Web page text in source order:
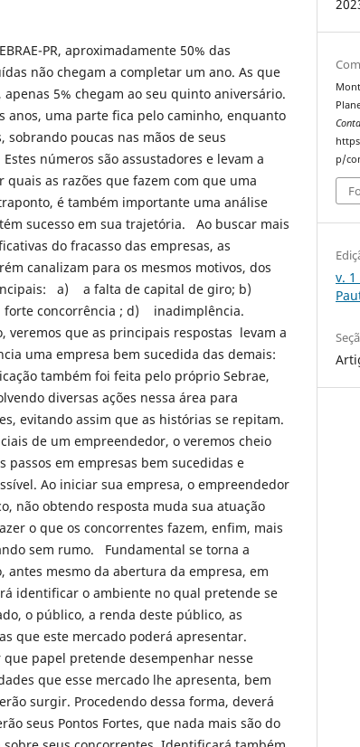
PR, aproximadamente 50% das
não chegam a completar um ano. As que
5% chegam ao seu quinto aniversário.
anos, uma parte fica pelo caminho, enquanto
sobrando poucas nas mãos de seus
números são assustadores e levam a
quais as razões que fazem com que uma
é também importante uma análise
sucesso em sua trajetória. Ao buscar mais
do fracasso das empresas, as
canalizam para os mesmos motivos, dos
a) a falta de capital de giro; b)
concorrência ; d) inadimplência.
veremos que as principais respostas levam a
uma empresa bem sucedida das demais:
também foi feita pelo próprio Sebrae,
diversas ações nessa área para
evitando assim que as histórias se repitam.
de um empreendedor, o veremos cheio
passos em empresas bem sucedidas e
Ao iniciar sua empresa, o empreendedor
não obtendo resposta muda sua atuação
o que os concorrentes fazem, enfim, mais
sem rumo. Fundamental se torna a
antes mesmo da abertura da empresa, em
identificar o ambiente no qual pretende se
o público, a renda deste público, as
que este mercado poderá apresentar.
papel pretende desempenhar nesse
que esse mercado lhe apresenta, bem
surgir. Procedendo dessa forma, deverá
seus Pontos Fortes, que nada mais são do
p/
v.